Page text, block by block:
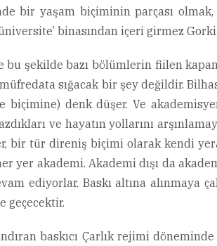
bir yaşam biçiminin parçası
binasından içeri girmez Gorki.
şekilde bazı bölümlerin fiilen
sığacak bir şey değildir.
denk düşer. Ve
ve hayatın yollarını
bir tür direniş biçimi olarak kendi
yer akademi. Akademi dışı da
ediyorlar. Baskı altına alınmaya
geçecektir.
baskıcı Çarlık rejimi